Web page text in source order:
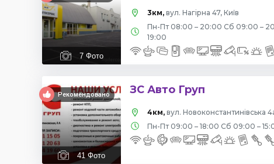
7 Фото
3км, вул. Нагірна 47, Київ
Пн-Пт 08:00 – 20:00 Сб 09:00 –
19:00
Рекомендовано
41 Фото
ЗС Авто Груп
4км, вул. Новоконстантинівська
Пн-Пт 09:00 – 18:00 Сб 09:00 –